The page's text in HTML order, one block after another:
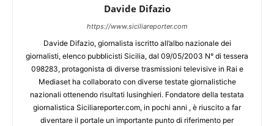
Davide Difazio
https://www.siciliareporter.com
Davide Difazio, giornalista iscritto all’albo nazionale dei
giornalisti, elenco pubblicisti Sicilia, dal 09/05/2003 N° di tessera
098283, protagonista di diverse trasmissioni televisive in Rai e
Mediaset ha collaborato con diverse testate giornalistiche
nazionali ottenendo risultati lusinghieri. Fondatore della testata
giornalistica Siciliareporter.com, in pochi anni , è riuscito a far
diventare il portale un importante punto di riferimento per